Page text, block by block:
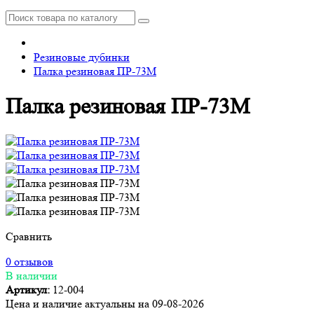
Резиновые дубинки
Палка резиновая ПР-73М
Палка резиновая ПР-73М
Сравнить
0 отзывов
В наличии
Артикул: 12-004
Цена и наличие актуальны на 09-08-2026